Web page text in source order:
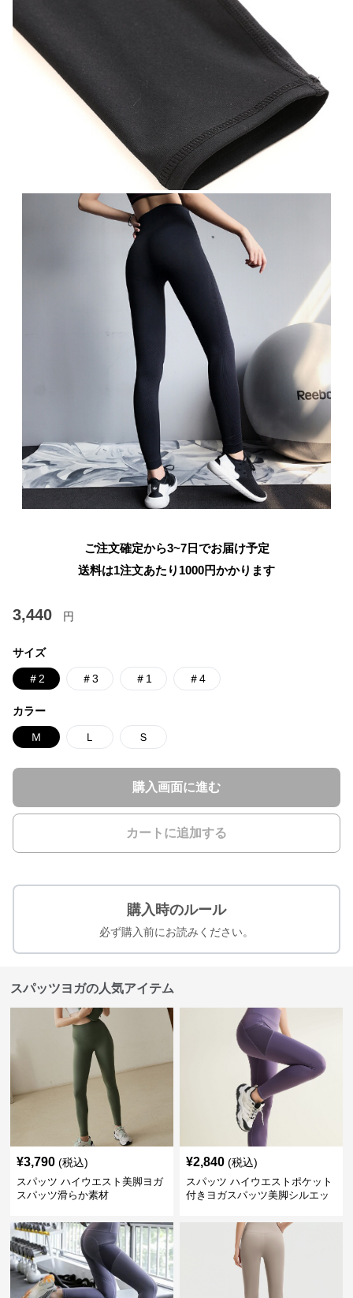
ご注文確定から3~7日でお届け予定
送料は1注文あたり 1000円かかります
3,440 円
サイズ
＃2 ＃3 ＃1 ＃4
カラー
Ｍ Ｌ Ｓ
購入画面に進む
カートに追加する
購入時のルール
必ず購入前にお読みください。
スパッツヨガの人気アイテム
¥3,790 (税込)
スパッツ ハイウエスト美脚ヨガ
スパッツ滑らか素材
¥2,840 (税込)
スパッツ ハイウエストポケット
付きヨガスパッツ美脚シルエッ